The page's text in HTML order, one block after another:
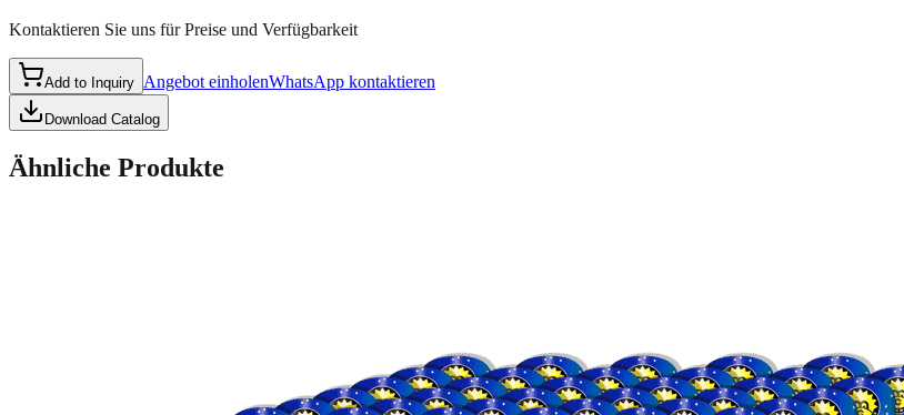
Kontaktieren Sie uns für Preise und Verfügbarkeit
Add to Inquiry Angebot einholenWhatsApp kontaktieren
Download Catalog
Ähnliche Produkte